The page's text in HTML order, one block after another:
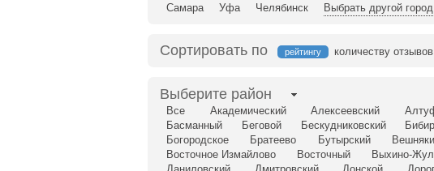
Самара
Уфа Челябинск Выбрать другой город
Сортировать по рейтингу количеству отзывов
Выберите район
Все Академический Алексеевский
Басманный
Беговой Бескудниковский
Богородское
Братеево Бутырский Вешняки
Восточное Измайлово
Восточный Выхино-